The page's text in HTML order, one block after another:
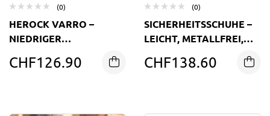
(0)
HEROCK VARRO –
NIEDRIGER
CHF126.90
(0)
SICHERHEITSSCHUHE –
LEICHT, METALLFREI,
CHF138.60